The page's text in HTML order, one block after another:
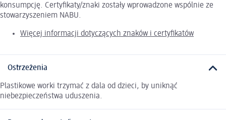
konsumpcję. Certyfikaty/znaki zostały wprowadzone wspólnie ze
stowarzyszeniem NABU.
Więcej informacji dotyczących znaków i certyfikatów
Ostrzeżenia
Plastikowe worki trzymać z dala od dzieci, by uniknąć
niebezpieczeństwa uduszenia.